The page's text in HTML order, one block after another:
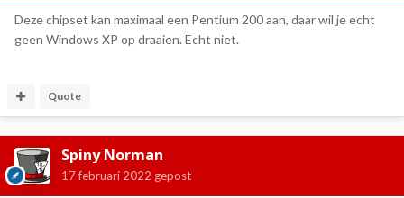
Deze chipset kan maximaal een Pentium 200 aan, daar wil je echt
geen Windows XP op draaien. Echt niet.
Quote
Spiny Norman
17 februari 2022 gepost